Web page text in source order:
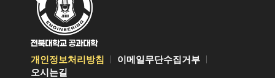
개인정보처리방침
이메일무단수집거부
오시는길